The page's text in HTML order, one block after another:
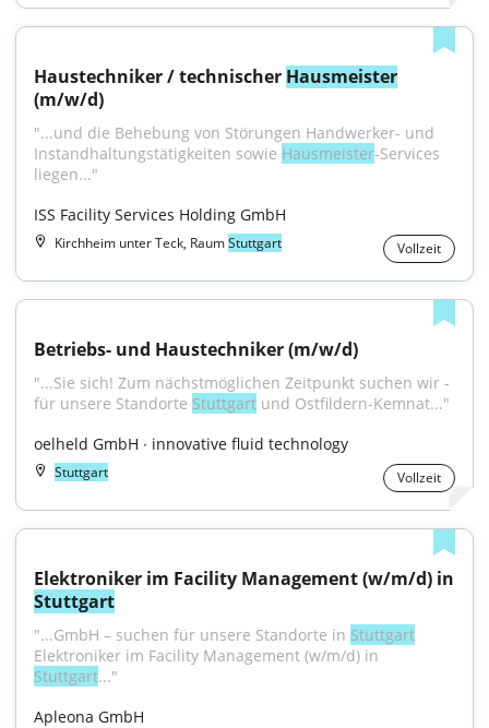
Haustechniker / technischer Hausmeister
(m/w/d)
"...und die Behebung von Störungen Handwerker- und
Instandhaltungstätigkeiten sowie Hausmeister-Services
liegen..."
ISS Facility Services Holding GmbH
Kirchheim unter Teck, RaumStuttgart Vollzeit
Betriebs- und Haustechniker (m/w/d)
"...Sie sich! Zum nächstmöglichen Zeitpunkt suchen wir -
für unsere Standorte Stuttgart und Ostfildern-Kemnat..."
oelheld GmbH ∙ innovative fluid technology
Stuttgart Vollzeit
Stuttgart
"...GmbH – suchen für unsere Standorte in Stuttgart
Stuttgart..."
Apleona GmbH